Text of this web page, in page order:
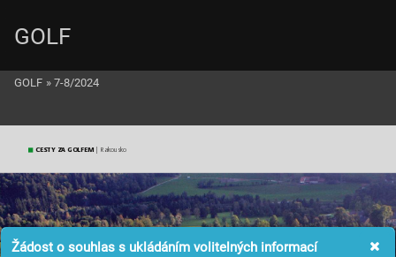
Žádost o souhlas s ukládáním volitelných informací
CESTY ZA GOLFEM | Rakousko
GOLF
GOLF » 7-8/2024